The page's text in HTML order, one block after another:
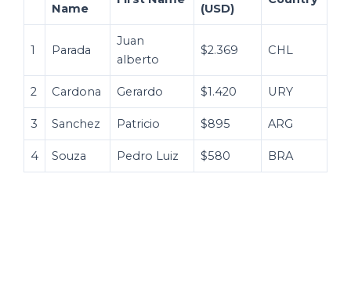
Name
(USD)
1 Parada
Juan
alberto
$2.369 CHL
2 Cardona Gerardo $1.420 URY
3 Sanchez Patricio $895 ARG
4 Souza Pedro Luiz $580 BRA